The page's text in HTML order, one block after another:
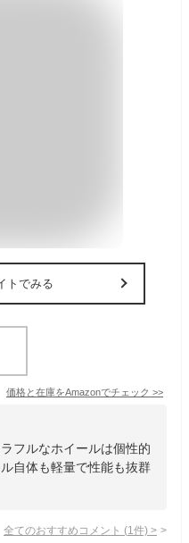
トでみる
価格と在庫をAmazonでチェック >>
フルなホイールは個性的
自体も軽量で性能も抜群
全てのおすすめコメント (1 件) >